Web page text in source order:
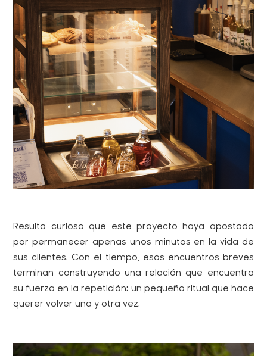
Resulta curioso que este proyecto haya apostado
por permanecer apenas unos minutos en la vida de
sus clientes. Con el tiempo, esos encuentros breves
terminan construyendo una relación que encuentra
su fuerza en la repetición: un pequeño ritual que hace
querer volver una y otra vez.